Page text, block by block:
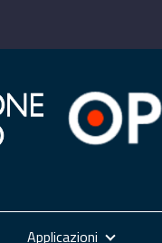
Applicazioni